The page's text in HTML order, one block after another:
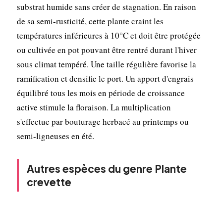
substrat humide sans créer de stagnation. En raison
de sa semi-rusticité, cette plante craint les
températures inférieures à 10°C et doit être protégée
ou cultivée en pot pouvant être rentré durant l'hiver
sous climat tempéré. Une taille régulière favorise la
ramification et densifie le port. Un apport d'engrais
équilibré tous les mois en période de croissance
active stimule la floraison. La multiplication
s'effectue par bouturage herbacé au printemps ou
semi-ligneuses en été.
Autres espèces du genre Plante
crevette